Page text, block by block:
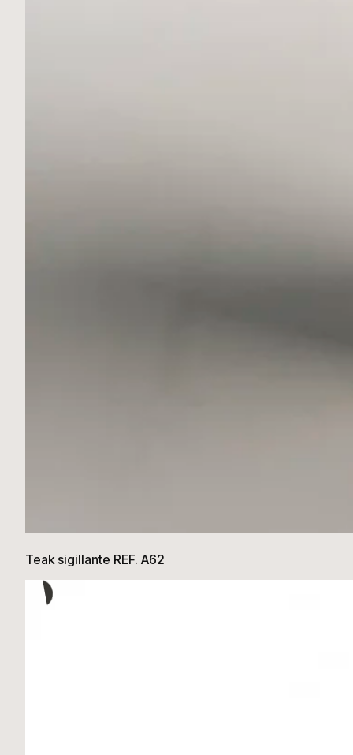
Teak sigillante REF. A62